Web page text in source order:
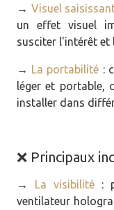
→ Visuel
un effet visuel
susciter l'intérêt et
→ La portabilité :
léger et portable,
installer dans
❌ Principaux
→ La visibilité :
ventilateur